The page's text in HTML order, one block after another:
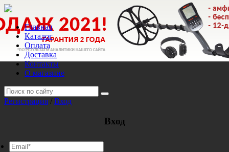
Главная
Каталог
Оплата
Доставка
Контакты
О магазине
Регистрация / Вход
Вход